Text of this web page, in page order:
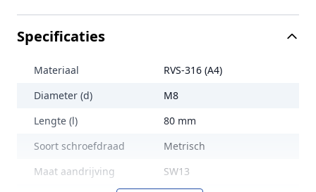
Specificaties
Materiaal
RVS-316 (A4)
Diameter (d)
M8
Lengte (l)
80 mm
Soort schroefdraad
Metrisch
Maat aandrijving
SW13